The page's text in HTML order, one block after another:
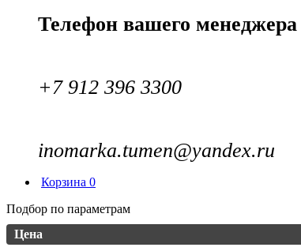
Телефон вашего менеджера
+7 912 396 3300
inomarka.tumen@yandex.ru
Корзина 0
Подбор по параметрам
Цена